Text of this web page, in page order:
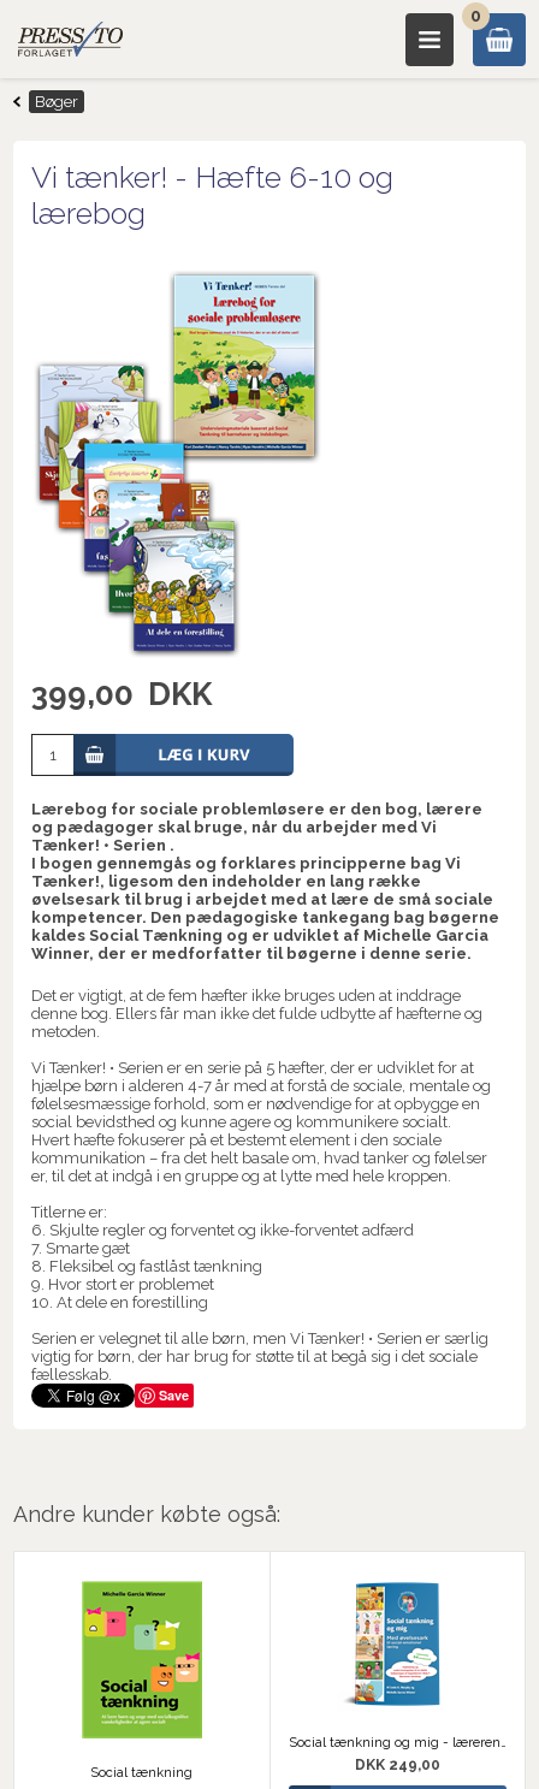
0
Bøger
Vi tænker! - Hæfte 6-10 og
lærebog
399,00 DKK
Lærebog for sociale problemløsere er den bog, lærere
og pædagoger skal bruge, når du arbejder med Vi
Tænker! • Serien .
I bogen gennemgås og forklares principperne bag Vi
Tænker!, ligesom den indeholder en lang række
øvelsesark til brug i arbejdet med at lære de små sociale
kompetencer. Den pædagogiske tankegang bag bøgerne
kaldes Social Tænkning og er udviklet af Michelle Garcia
Winner, der er medforfatter til bøgerne i denne serie.
Det er vigtigt, at de fem hæfter ikke bruges uden at inddrage
denne bog. Ellers får man ikke det fulde udbytte af hæfterne og
metoden.
Vi Tænker! • Serien er en serie på 5 hæfter, der er udviklet for at
hjælpe børn i alderen 4-7 år med at forstå de sociale, mentale og
følelsesmæssige forhold, som er nødvendige for at opbygge en
social bevidsthed og kunne agere og kommunikere socialt.
Hvert hæfte fokuserer på et bestemt element i den sociale
kommunikation – fra det helt basale om, hvad tanker og følelser
er, til det at indgå i en gruppe og at lytte med hele kroppen.
Titlerne er:
6. Skjulte regler og forventet og ikke-forventet adfærd
7. Smarte gæt
8. Fleksibel og fastlåst tænkning
9. Hvor stort er problemet
10. At dele en forestilling
Serien er velegnet til alle børn, men Vi Tænker! • Serien er særlig
vigtig for børn, der har brug for støtte til at begå sig i det sociale
fællesskab.
Save
Andre kunder købte også:
Social tænkning
Social tænkning og mig - lærerens bog
DKK 249,00